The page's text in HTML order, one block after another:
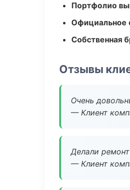
Портфолио
Официальное
Собственная
Отзывы
Очень
— Клиент
Делали
— Клиент